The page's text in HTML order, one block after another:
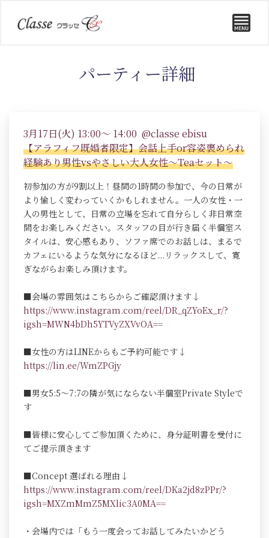
パーティー詳細
3月17日(火) 13:00～ 14:00 @classe ebisu
【アラフィフ既婚者限定】会話上手or容姿褒められ
経験あり男性vsやさしい大人女性～Teaセット～
初参加の方が9割以上！昼間の1時間の参加で、今の日常が
より愉しく変わっていくかもしれません。一人の女性・一
人の男性として、日常の立場を忘れて自分らしく非日常空
間をお楽しみください。スタッフの目が行き届く半個室ス
タイルは、安心感もあり、ソファ席でのお話しは、まるで
カフェにいるような気分になるほど...リラックスして、寛
ぎながらお楽しみ頂けます。
■会場の雰囲気はこちらからご確認頂けます↓
https://www.instagram.com/reel/DR_qZYoEx_r/?
igsh=MWN4bDh5YTVyZXVvOA==
■女性の方はLINEからもご予約可能です↓
https://lin.ee/WmZPGjy
■男女5:5～7:7の隣が気にならない半個室Private Styleで
す
■皆様に安心してご参加頂くために、身分証明書を受付に
てご提示頂きます
■Concept 選ばれる理由↓
https://www.instagram.com/reel/DKa2jd8zPPr/?
igsh=MXZmMmZ5MXlic3A0MA==
・会場内では「もう一度会ってお話してみたいかどう